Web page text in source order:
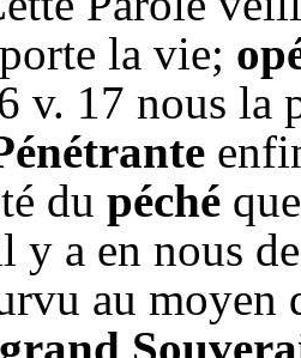
la vie;
v. 17 nous la
du péché
y a en nous
au moyen